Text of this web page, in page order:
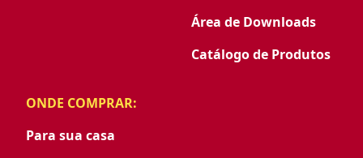
Área de Downloads
Catálogo de Produtos
ONDE COMPRAR:
Para sua casa